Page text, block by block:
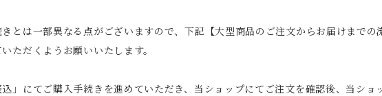
とは一部異なる点がございますので、下記【大型商品のご注文からお届けまでの
ただくようお願いいたします。
」にてご購入手続きを進めていただき、当ショップにてご注文を確認後、当ショ